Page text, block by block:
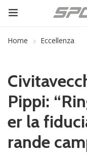
Home Eccellenza
Pippi:
er la
rande